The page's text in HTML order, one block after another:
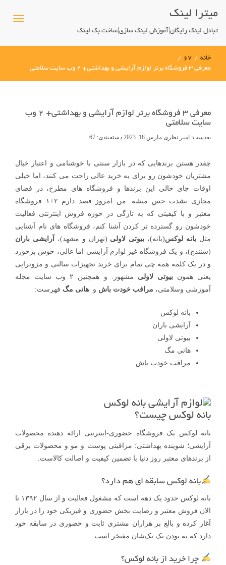
میترا لینک
تبادل لینک رایگان|آموزش لینک سازی|ساخت بک لینک
خانه /
67
/
معرفی ۳ فروشگاه برتر لوازم آرایشی و بهداشتی+ ۲ وب سایت سلامتی
معرفی ۳ فروشگاه برتر لوازم آرایشی و بهداشتی+ ۲ وب
سایت سلامتی
به‌دست: امیر نظری مارس 18, 2023 دسته‌بندی: 67
چقدر هستن برندهایی که در بازار سنتی با خوشنامی و اعتبار خیال
مشتریان خودشون رو برای یه خرید عالی راحت می کنند، اما خیلی
اوقات جای خالی این برندها و فروشگاه های مطرح، در فضای
مجازی بشدت حس میشه. من امروز قصد دارم ۲+۱ فروشگاه
معتبر و با کیفیتی که به تازگی در حوزه فروش اینترنتی فعالیت
خودشون رو گسترده تر کردن آشنا کنم، فروشگاه های نام آشنایی
مثل بانه لوکس(بانه)، بیوتی لاولی (تهران و مشهد)،
آرایشی باران
(سنندج)، و یک فروشگاه غیر لوازم آرایشی اما عالی، خوش برخورد
و در یک کلمه همه چی تمام برای خرید تجهیزات سالنی و مزوتراپی
یعنی همونبیوتی لاولی
مشهور. و همچنین ۲ وب سایت مجله
آموزشی وسلامتی، مراقب خودت باش و هانی مگ فهرست:
بانه لوکس
آرایشی باران
بیوتی لاولی
هانی مگ
مراقب خودت باش
بانه لوکس چیست؟
بانه لوکس یک فروشگاه حضوری-اینترنتی ارائه دهنده محصولات
آرایشی؛ شوینده بهداشتی؛ مراقبتی پوست و مو و محصولات برقی
از برندهای معتبر روز دنیا با تضمین کیفیت و اصالت کالاست.
بانه لوکس سابقه ای هم دارد؟
بانه لوکس حدود یک دهه است که مشغول فعالیت و از سال ۱۳۹۲ تا
الان فروش معتبر و رضایت بخش حضوری و فیزیکی خود را در بازار
آغاز کرده و بالغ بر هزاران مشتری ثابت و حضوری در سابقه خود
دارد که به بودن تک تک‌شان مفتخر است.
چرا خرید از بانه لوکس؟